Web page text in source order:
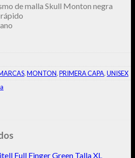
de malla Skull Monton negra
,MONTON,PRIMERA CAPA,UNISEX